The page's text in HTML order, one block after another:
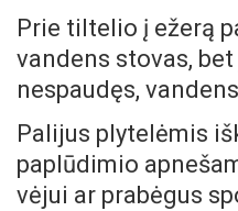
Prie tiltelio į ežerą
vandens stovas,
nespaudęs,
Palijus plytelėmis
paplūdimio
vėjui ar prabėgus